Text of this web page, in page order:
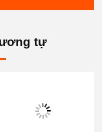
tự